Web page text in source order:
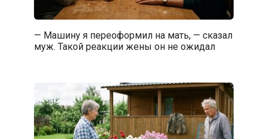
— Машину я переоформил на мать, — сказал
муж. Такой реакции жены он не ожидал